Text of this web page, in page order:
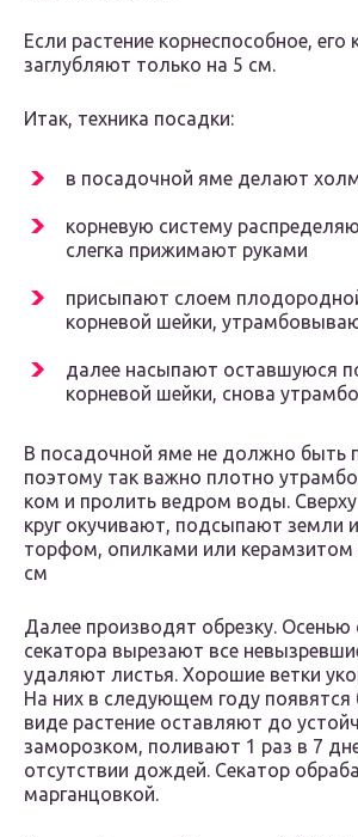
Если растение корнеспособное,
заглубляют только на 5 см.
Итак, техника посадки:
в посадочной яме делают
корневую систему
слегка прижимают руками
присыпают слоем
корневой шейки,
далее насыпают оставшуюся
корневой шейки, снова
В посадочной яме не должно быть
поэтому так важно плотно
ком и пролить ведром воды.
круг окучивают, подсыпают земли
торфом, опилками или керамзитом
см
Далее производят обрезку.
секатора вырезают все
удаляют листья. Хорошие ветки
На них в следующем году появятся
виде растение оставляют до
заморозком, поливают 1 раз в 7
отсутствии дождей. Секатор
марганцовкой.